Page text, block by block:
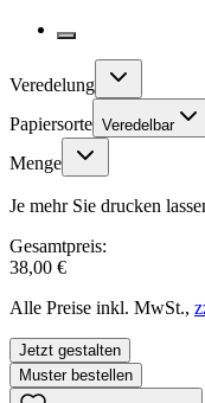
Veredelung
Papiersorte Veredelbar
Menge
Je mehr Sie drucken
Gesamtpreis:
38,00 €
Alle Preise inkl. MwSt.,
Jetzt gestalten
Muster bestellen